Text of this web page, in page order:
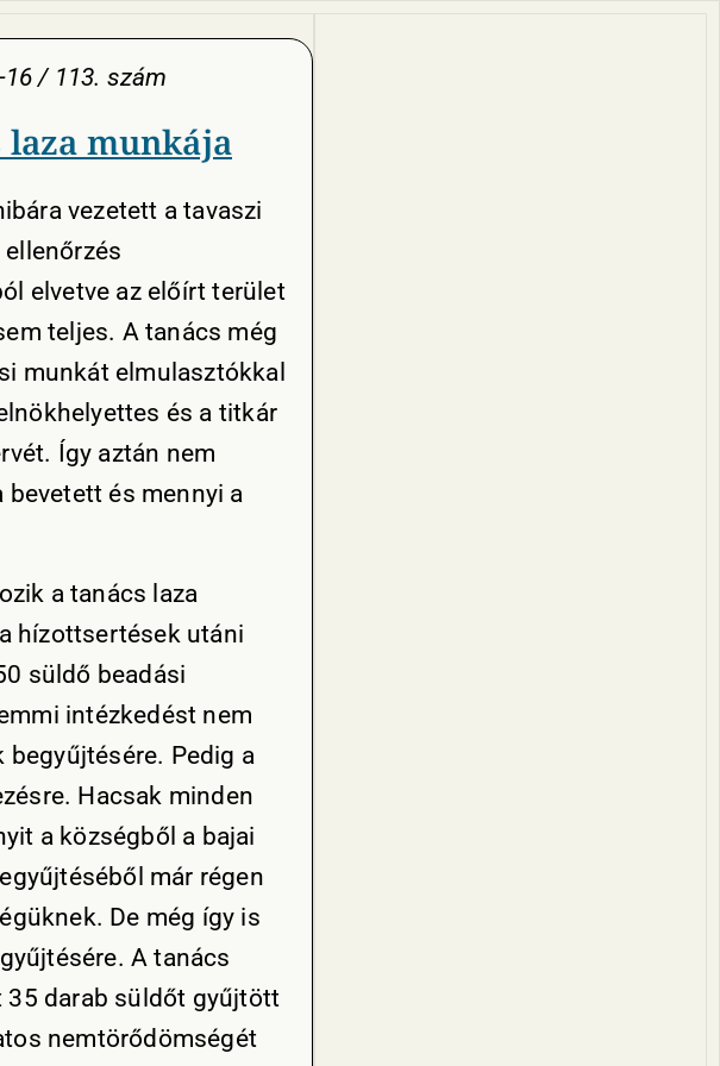
16 / 113. szám
laza munkája
vezetett a tavaszi
elvetve az előírt terület
teljes. A tanács még
munkát elmulasztókkal
és a titkár
Így aztán nem
bevetett és mennyi a
a tanács laza
hízottsertések utáni
süldő beadási
intézkedést nem
Pedig a
Hacsak minden
a községből a bajai
már régen
De még így is
A tanács
35 darab süldőt gyűjtött
nemtörődömségét